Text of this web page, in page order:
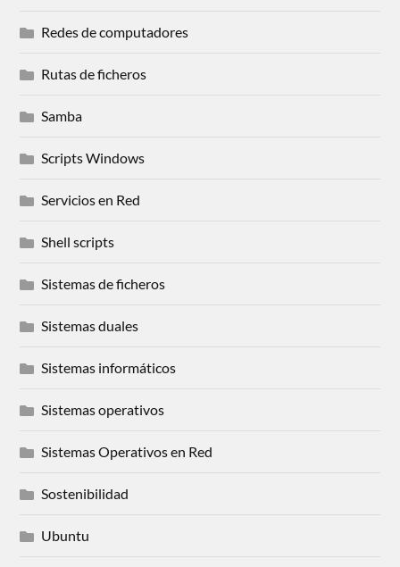
Redes de computadores
Rutas de ficheros
Samba
Scripts Windows
Servicios en Red
Shell scripts
Sistemas de ficheros
Sistemas duales
Sistemas informáticos
Sistemas operativos
Sistemas Operativos en Red
Sostenibilidad
Ubuntu